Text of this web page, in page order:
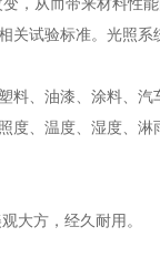
试验标准。光照
、油漆、涂料、
、温度、湿度、
大方，经久耐用。